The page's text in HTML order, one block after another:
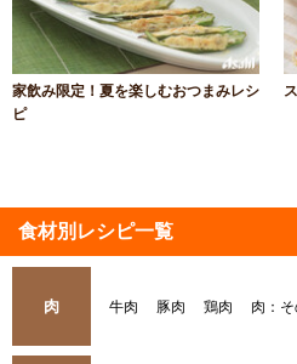
家飲み限定！夏を楽しむおつまみレシ
ピ
食材別レシピ一覧
肉 牛肉 豚肉 鶏肉 肉：